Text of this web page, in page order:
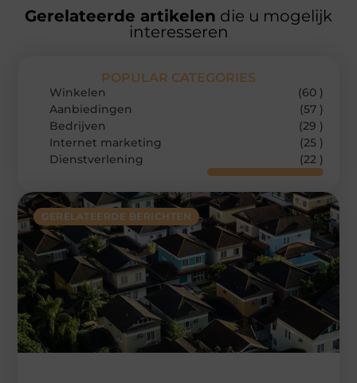
Gerelateerde artikelen die u mogelijk
interesseren
GERELATEERDE BERICHTEN
POPULAR CATEGORIES
Winkelen
(60 )
Aanbiedingen
(57 )
Bedrijven
(29 )
Internet marketing
(25 )
Dienstverlening
(22 )